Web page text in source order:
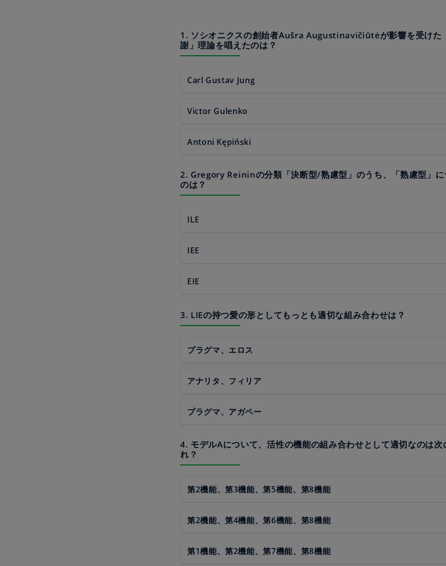
1. ソシオニクスの創始者Aušra Augustinavičiūtėが影響を受けた
謝」理論を唱えたのは？
Carl Gustav Jung
Victor Gulenko
Antoni Kępiński
2. Gregory Reininの分類「決断型/熟慮型」のうち、「熟慮型」
のは？
ILE
IEE
EIE
3. LIEの持つ愛の形としてもっとも適切な組み合わせは？
プラグマ、エロス
アナリタ、フィリア
プラグマ、アガペー
4. モデルAについて、活性の機能の組み合わせとして適切なのは次
れ？
第2機能、第3機能、第5機能、第8機能
第2機能、第4機能、第6機能、第8機能
第1機能、第2機能、第7機能、第8機能